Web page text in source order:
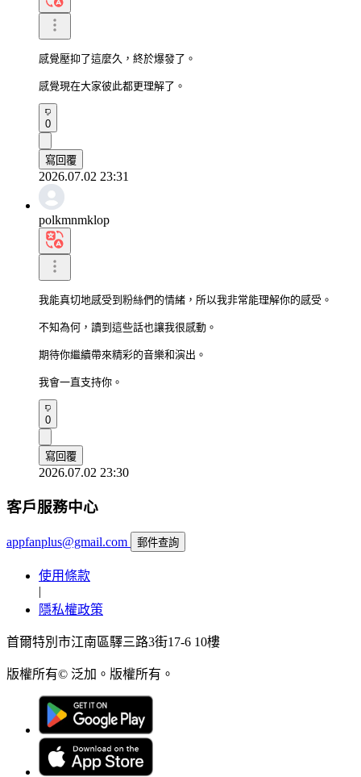
感覺壓抑了這麼久，終於爆發了。
感覺現在大家彼此都更理解了。
0
寫回覆
2026.07.02 23:31
polkmnmklop
我能真切地感受到粉絲們的情緒，所以我非常能理解你的感受。
不知為何，讀到這些話也讓我很感動。
期待你繼續帶來精彩的音樂和演出。
我會一直支持你。
0
寫回覆
2026.07.02 23:30
客戶服務中心
appfanplus@gmail.com 郵件查詢
使用條款
|
隱私權政策
首爾特別市江南區驛三路3街17-6 10樓
版權所有© 泛加。版權所有。